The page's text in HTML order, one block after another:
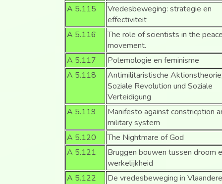
A 5.115
Vredesbeweging: strategie en
effectiviteit
A 5.116
The role of scientists in the
movement.
A 5.117
Polemologie en feminisme
A 5.118
Antimilitaristische
Soziale Revolution und Soziale
Verteidigung
A 5.119
Manifesto against constricption
military system
A 5.120
The Nightmare of God
A 5.121
Bruggen bouwen tussen droom
werkelijkheid
A 5.122
De vredesbeweging in